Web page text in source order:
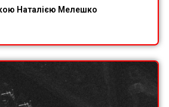
Наталією Мелешко